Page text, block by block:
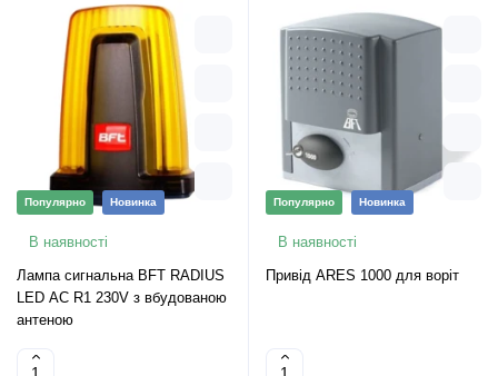
Популярно Новинка
В наявності
Лампа сигнальна BFT RADIUS
LED AC R1 230V з вбудованою
антеною
Популярно Новинка
В наявності
Привід ARES 1000 для воріт